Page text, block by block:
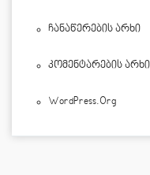
Ჩანაწერების Არხი
Კომენტარების Არხი
WordPress.org